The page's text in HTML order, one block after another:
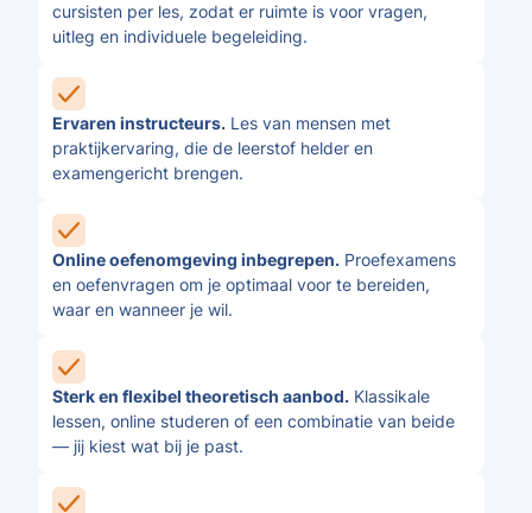
cursisten per les, zodat er ruimte is voor vragen,
uitleg en individuele begeleiding.
Ervaren instructeurs. Les van mensen met
praktijkervaring, die de leerstof helder en
examengericht brengen.
Online oefenomgeving inbegrepen. Proefexamens
en oefenvragen om je optimaal voor te bereiden,
waar en wanneer je wil.
Sterk en flexibel theoretisch aanbod. Klassikale
lessen, online studeren of een combinatie van beide
— jij kiest wat bij je past.